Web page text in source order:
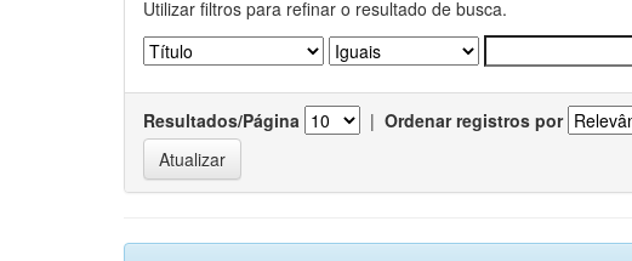
Utilizar filtros para refinar o resultado de busca.
Resultados/Página | Ordenar registros por